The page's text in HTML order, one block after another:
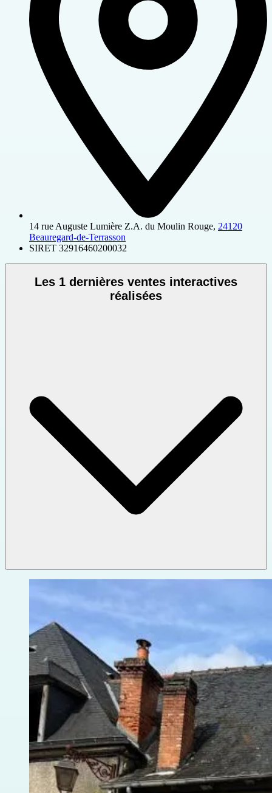
14 rue Auguste Lumière Z.A. du Moulin Rouge, 24120
Beauregard-de-Terrasson
SIRET 32916460200032
Les 1 dernières ventes interactives
réalisées